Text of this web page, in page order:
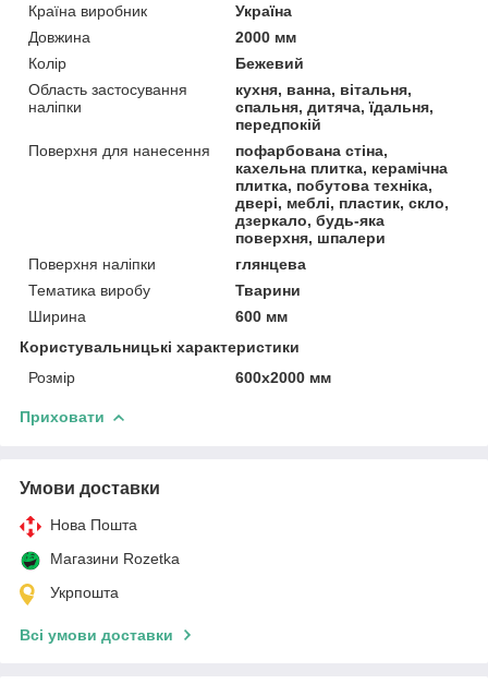
Країна виробник
Україна
Довжина
2000 мм
Колір
Бежевий
Область застосування
наліпки
кухня, ванна, вітальня,
спальня, дитяча, їдальня,
передпокій
Поверхня для нанесення
пофарбована стіна,
кахельна плитка, керамічна
плитка, побутова техніка,
двері, меблі, пластик, скло,
дзеркало, будь-яка
поверхня, шпалери
Поверхня наліпки
глянцева
Тематика виробу
Тварини
Ширина
600 мм
Користувальницькі характеристики
Розмір
600х2000 мм
Приховати
Умови доставки
Нова Пошта
Магазини Rozetka
Укрпошта
Всі умови доставки